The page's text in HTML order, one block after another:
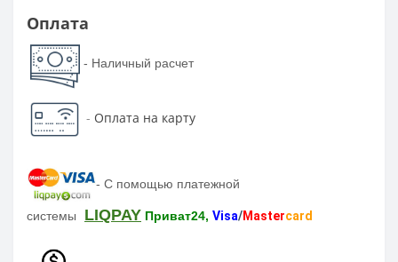
Оплата
- Наличный расчет
- Оплата на карту
- С помощью платежной
системы LIQPAY Приват24, Visa/Mastercard